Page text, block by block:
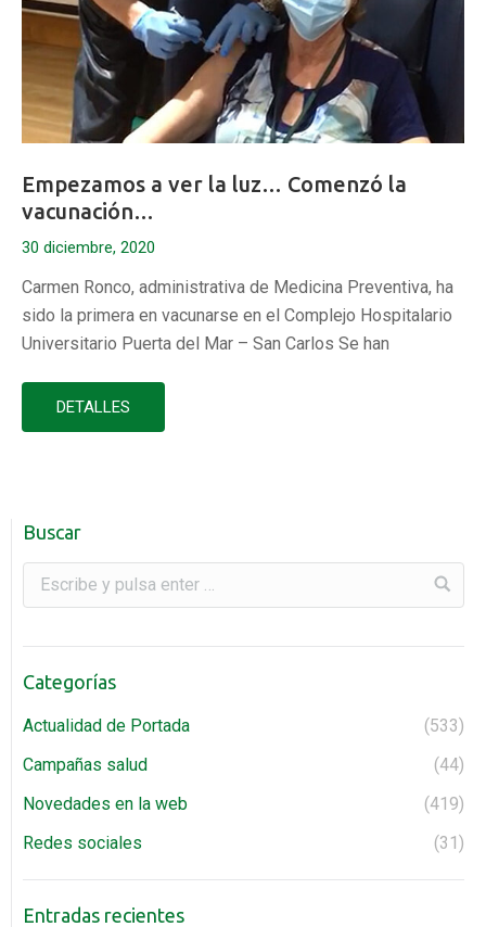
Empezamos a ver la luz… Comenzó la
vacunación…
30 diciembre, 2020
Carmen Ronco, administrativa de Medicina Preventiva, ha
sido la primera en vacunarse en el Complejo Hospitalario
Universitario Puerta del Mar – San Carlos Se han
los profesionales #YoSImevacuno Gracias a todos!
Carmen, Mercedes, José Antonio, Jesús, Verónica,
DETALLES
Buscar
Categorías
Actualidad de Portada
(533)
Campañas salud
(44)
Novedades en la web
(419)
Redes sociales
(31)
Entradas recientes